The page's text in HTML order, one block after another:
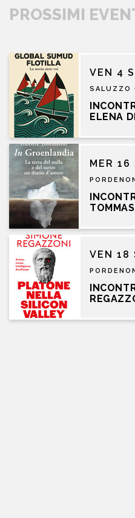
PROSSIMI
VEN 4
SALUZZO
ELENA
MER 16
VEN 18